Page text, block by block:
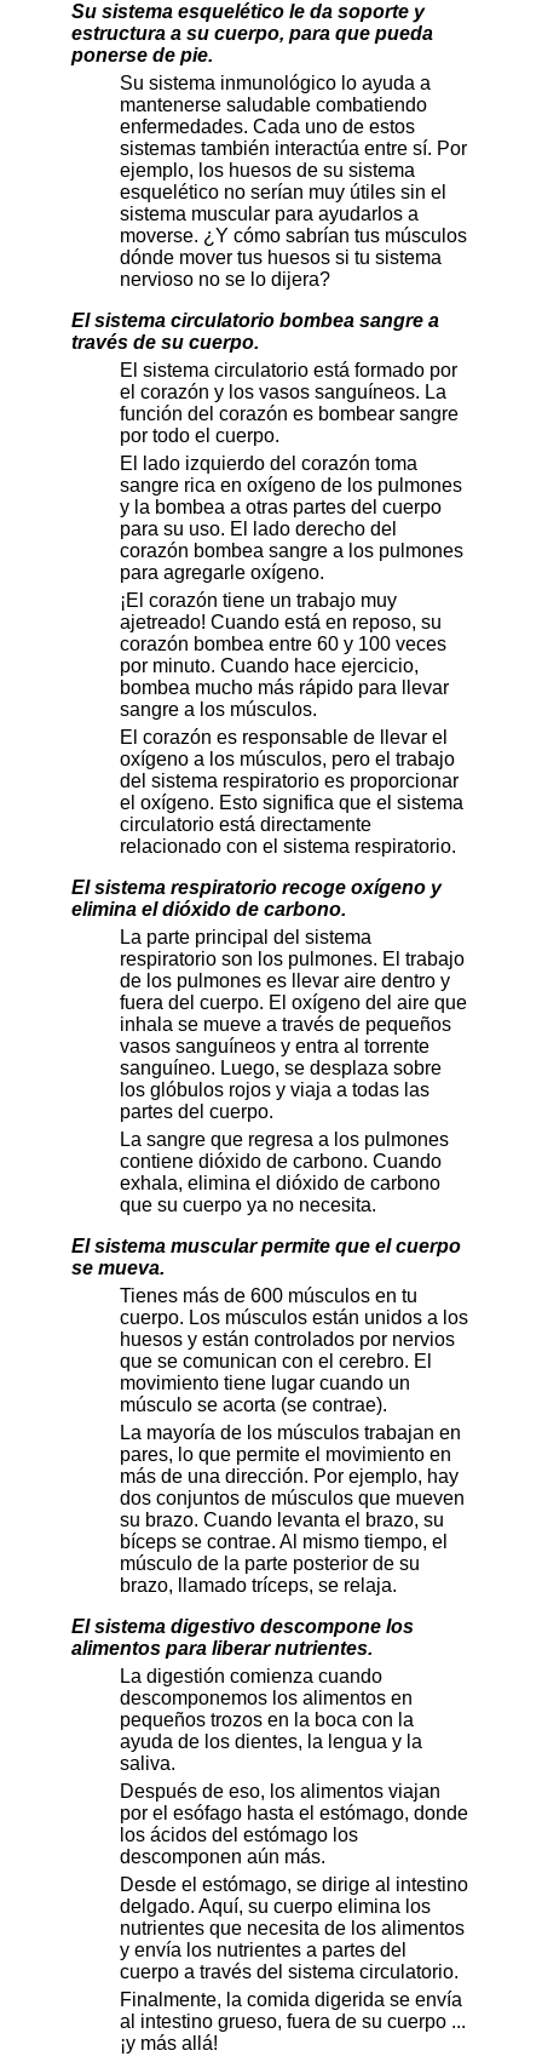
Su sistema esquelético le da soporte y
estructura a su cuerpo, para que pueda
ponerse de pie.
Su sistema inmunológico lo ayuda a
mantenerse saludable combatiendo
enfermedades. Cada uno de estos
sistemas también interactúa entre sí. Por
ejemplo, los huesos de su sistema
esquelético no serían muy útiles sin el
sistema muscular para ayudarlos a
moverse. ¿Y cómo sabrían tus músculos
dónde mover tus huesos si tu sistema
nervioso no se lo dijera?
El sistema circulatorio bombea sangre a
través de su cuerpo.
El sistema circulatorio está formado por
el corazón y los vasos sanguíneos. La
función del corazón es bombear sangre
por todo el cuerpo.
El lado izquierdo del corazón toma
sangre rica en oxígeno de los pulmones
y la bombea a otras partes del cuerpo
para su uso. El lado derecho del
corazón bombea sangre a los pulmones
para agregarle oxígeno.
¡El corazón tiene un trabajo muy
ajetreado! Cuando está en reposo, su
corazón bombea entre 60 y 100 veces
por minuto. Cuando hace ejercicio,
bombea mucho más rápido para llevar
sangre a los músculos.
El corazón es responsable de llevar el
oxígeno a los músculos, pero el trabajo
del sistema respiratorio es proporcionar
el oxígeno. Esto significa que el sistema
circulatorio está directamente
relacionado con el sistema respiratorio.
El sistema respiratorio recoge oxígeno y
elimina el dióxido de carbono.
La parte principal del sistema
respiratorio son los pulmones. El trabajo
de los pulmones es llevar aire dentro y
fuera del cuerpo. El oxígeno del aire que
inhala se mueve a través de pequeños
vasos sanguíneos y entra al torrente
sanguíneo. Luego, se desplaza sobre
los glóbulos rojos y viaja a todas las
partes del cuerpo.
La sangre que regresa a los pulmones
contiene dióxido de carbono. Cuando
exhala, elimina el dióxido de carbono
que su cuerpo ya no necesita.
El sistema muscular permite que el cuerpo
se mueva.
Tienes más de 600 músculos en tu
cuerpo. Los músculos están unidos a los
huesos y están controlados por nervios
que se comunican con el cerebro. El
movimiento tiene lugar cuando un
músculo se acorta (se contrae).
La mayoría de los músculos trabajan en
pares, lo que permite el movimiento en
más de una dirección. Por ejemplo, hay
dos conjuntos de músculos que mueven
su brazo. Cuando levanta el brazo, su
bíceps se contrae. Al mismo tiempo, el
músculo de la parte posterior de su
brazo, llamado tríceps, se relaja.
El sistema digestivo descompone los
alimentos para liberar nutrientes.
La digestión comienza cuando
descomponemos los alimentos en
pequeños trozos en la boca con la
ayuda de los dientes, la lengua y la
saliva.
Después de eso, los alimentos viajan
por el esófago hasta el estómago, donde
los ácidos del estómago los
descomponen aún más.
Desde el estómago, se dirige al intestino
delgado. Aquí, su cuerpo elimina los
nutrientes que necesita de los alimentos
y envía los nutrientes a partes del
cuerpo a través del sistema circulatorio.
Finalmente, la comida digerida se envía
al intestino grueso, fuera de su cuerpo ...
¡y más allá!